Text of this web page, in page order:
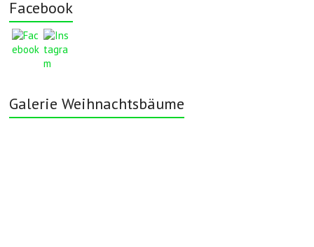
Facebook
Galerie Weihnachtsbäume